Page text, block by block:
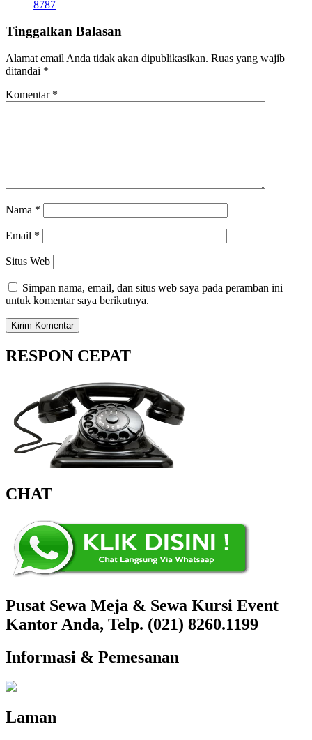
8787
Tinggalkan Balasan
Alamat email Anda tidak akan dipublikasikan. Ruas yang wajib
ditandai *
Komentar *
Nama *
Email *
Situs Web
Simpan nama, email, dan situs web saya pada peramban ini
untuk komentar saya berikutnya.
RESPON CEPAT
CHAT
Pusat Sewa Meja & Sewa Kursi Event
Kantor Anda, Telp. (021) 8260.1199
Informasi & Pemesanan
Laman